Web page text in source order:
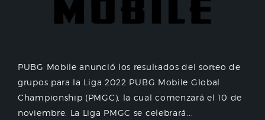
PUBG Mobile anunció los resultados del sorteo de
grupos para la Liga 2022 PUBG Mobile Global
Championship (PMGC), la cual comenzará el 10 de
noviembre. La Liga PMGC se celebrará...